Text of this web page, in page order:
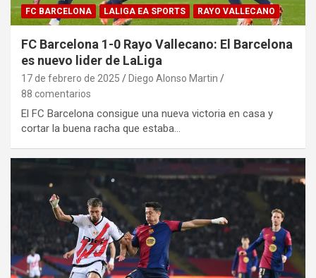
FC BARCELONA LALIGA EA SPORTS RAYO VALLECANO
FC Barcelona 1-0 Rayo Vallecano: El Barcelona
es nuevo lider de LaLiga
17 de febrero de 2025
Diego Alonso Martin
88 comentarios
El FC Barcelona consigue una nueva victoria en casa y
cortar la buena racha que estaba…